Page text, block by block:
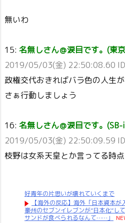
無いわ
15: 名無しさん＠涙目です。(東
2019/05/03(金) 22:50:08.60
政権交代おきればバラ色の人生
さぁ行動しましょう
16: 名無しさん＠涙目です。
2019/05/03(金) 22:50:09.59
枝野は女系天皇とか言ってる時
好青年の片思いが壊れていくまで
【海外の反応】海外「日本資本が
豪州のセブンイレブンが”日本化”し
サンドが食べられるなんて……」